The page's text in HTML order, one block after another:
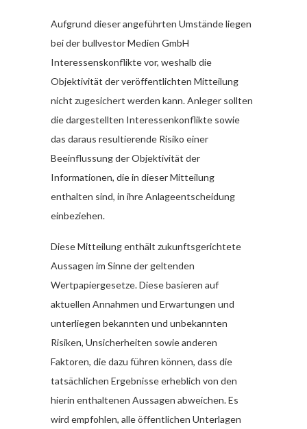
Aufgrund dieser angeführten Umstände liegen
bei der bullvestor Medien GmbH
Interessenskonflikte vor, weshalb die
Objektivität der veröffentlichten Mitteilung
nicht zugesichert werden kann. Anleger sollten
die dargestellten Interessenkonflikte sowie
das daraus resultierende Risiko einer
Beeinflussung der Objektivität der
Informationen, die in dieser Mitteilung
enthalten sind, in ihre Anlageentscheidung
einbeziehen.
Diese Mitteilung enthält zukunftsgerichtete
Aussagen im Sinne der geltenden
Wertpapiergesetze. Diese basieren auf
aktuellen Annahmen und Erwartungen und
unterliegen bekannten und unbekannten
Risiken, Unsicherheiten sowie anderen
Faktoren, die dazu führen können, dass die
tatsächlichen Ergebnisse erheblich von den
hierin enthaltenen Aussagen abweichen. Es
wird empfohlen, alle öffentlichen Unterlagen